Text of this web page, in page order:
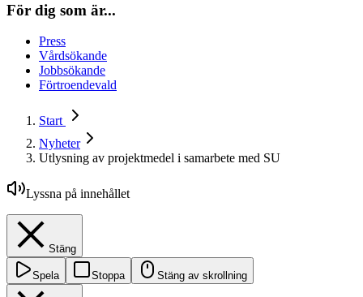
För dig som är...
Press
Vårdsökande
Jobbsökande
Förtroendevald
Start
Nyheter
Utlysning av projektmedel i samarbete med SU
Lyssna på innehållet
Stäng
Spela Stoppa Stäng av skrollning